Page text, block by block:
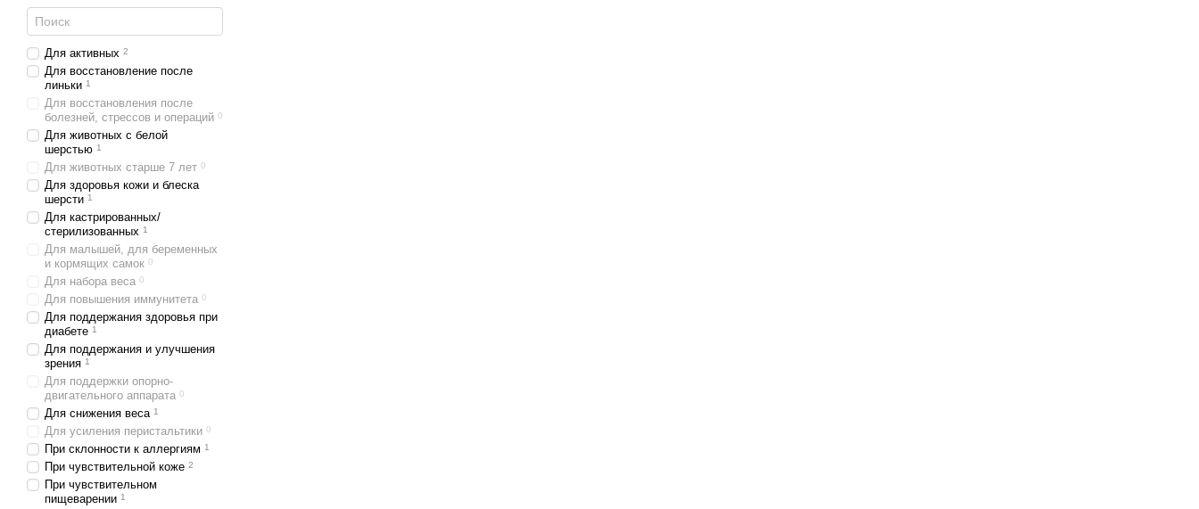
Для активных 2
Для восстановление после
линьки 1
Для восстановления после
болезней, стрессов и операций 0
Для животных с белой
шерстью 1
Для животных старше 7 лет 0
Для здоровья кожи и блеска
шерсти 1
Для кастрированных/
стерилизованных 1
Для малышей, для беременных
и кормящих самок 0
Для набора веса 0
Для повышения иммунитета 0
Для поддержания здоровья при
диабете 1
Для поддержания и улучшения
зрения 1
Для поддержки опорно-
двигательного аппарата 0
Для снижения веса 1
Для усиления перистальтики 0
При склонности к аллергиям 1
При чувствительной коже 2
При чувствительном
пищеварении 1